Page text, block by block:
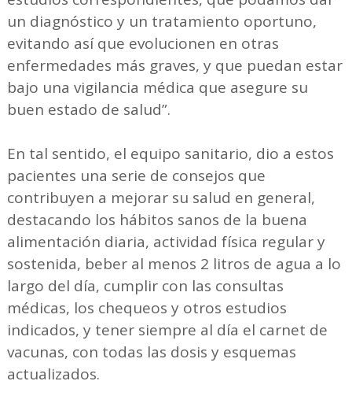
un diagnóstico y un tratamiento oportuno,
evitando así que evolucionen en otras
enfermedades más graves, y que puedan estar
bajo una vigilancia médica que asegure su
buen estado de salud”.
En tal sentido, el equipo sanitario, dio a estos
pacientes una serie de consejos que
contribuyen a mejorar su salud en general,
destacando los hábitos sanos de la buena
alimentación diaria, actividad física regular y
sostenida, beber al menos 2 litros de agua a lo
largo del día, cumplir con las consultas
médicas, los chequeos y otros estudios
indicados, y tener siempre al día el carnet de
vacunas, con todas las dosis y esquemas
actualizados.